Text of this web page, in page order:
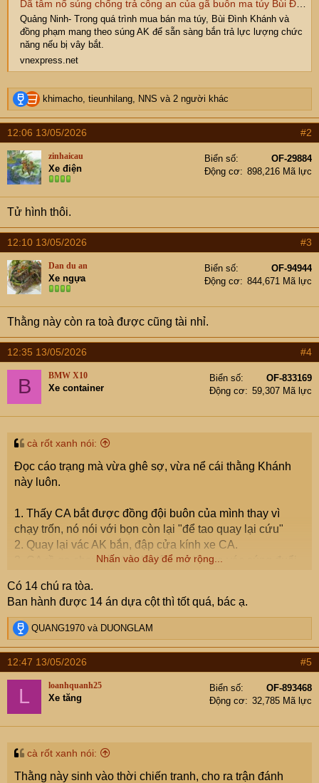
Dã tâm nổ súng chống trả công an của gã buôn ma túy Bùi Đình Khánh
Quảng Ninh- Trong quá trình mua bán ma túy, Bùi Đình Khánh và
đồng phạm mang theo súng AK để sẵn sàng bắn trả lực lượng chức
năng nếu bị vây bắt.
vnexpress.net
R
e
a
c
s
:
khimacho tieunhilang NNS và 2 người khác
12:06 13/05/2026 #2
zinhaicau
Xe điện
Biển số
OF-29884
Động cơ
898,216 Mã lực
Tử hình thôi.
12:10 13/05/2026 #3
Dan du an
Xe ngựa
Biển số
OF-94944
Động cơ
844,671 Mã lực
Thằng này còn ra toà được cũng tài nhỉ.
12:35 13/05/2026 #4
B BMW X10
Xe container
Biển số
OF-833169
Động cơ
59,307 Mã lực
cà rốt xanh nói:
Đọc cáo trạng mà vừa ghê sợ, vừa nể cái thằng Khánh
này luôn.
1. Thấy CA bắt được đồng đội buôn của mình thay vì
chạy trốn, nó nói với bọn còn lại "để tao quay lại cứu"
2. Quay lại vác AK bắn, đập cửa kính xe CA.
3. CA rồ ga chạy vào bệnh viện, nó lên xe vác súng đuổi
Thằng này sinh vào thời chiến tranh, cho ra trận đánh
địch thì chắc ổn!!!
Dã tâm nổ súng chống trả công an của gã buôn ma túy Bùi Đình Khánh
Quảng Ninh- Trong quá trình mua bán ma túy, Bùi Đình Khánh và
đồng phạm mang theo súng AK để sẵn sàng bắn trả lực lượng
chức năng nếu bị vây bắt.
Nhấn vào đây để mở rộng...
Có 14 chú ra tòa.
Ban hành được 14 án dựa cột thì tốt quá, bác ạ.
R
e
a
t
n
s
QUANG1970 và DUONGLAM
12:47 13/05/2026 #5
L loanhquanh25
Xe tăng
Biển số
OF-893468
Động cơ
32,785 Mã lực
cà rốt xanh nói:
Thằng này sinh vào thời chiến tranh, cho ra trận đánh